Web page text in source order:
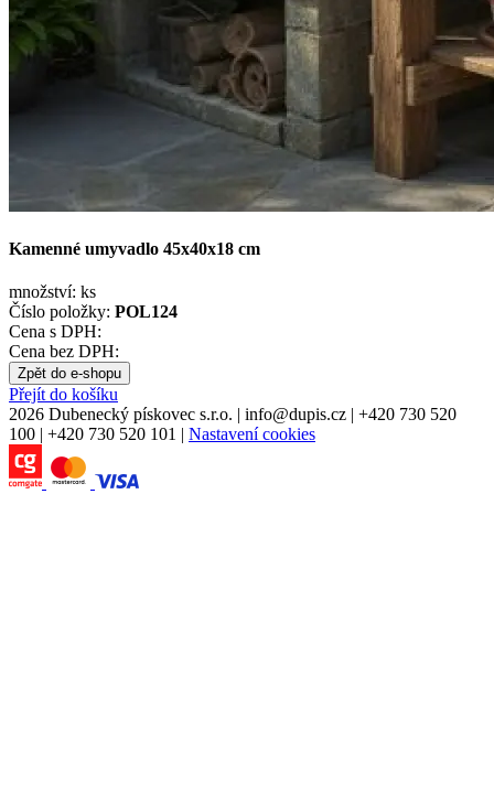
Kamenné umyvadlo 45x40x18 cm
množství: ks
Číslo položky: POL124
Cena s DPH:
Cena bez DPH:
Zpět do e-shopu
Přejít do košíku
2026 Dubenecký pískovec s.r.o. | info@dupis.cz | +420 730 520
100 | +420 730 520 101 | Nastavení cookies